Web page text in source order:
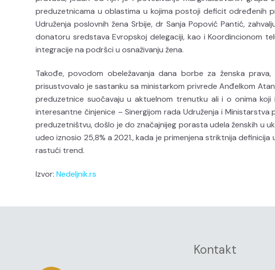
preduzetnicama u oblastima u kojima postoji deficit određenih
Udruženja poslovnih žena Srbije, dr Sanja Popović Pantić,
donatoru sredstava Evropskoj delegaciji, kao i Koordincionom
integracije na podršci u osnaživanju žena.
Takođe, povodom obeležavanja dana borbe za ženska
prisustvovalo je sastanku sa ministarkom privrede Anđelkom
preduzetnice suočavaju u aktuelnom trenutku ali i o onima
interesantne činjenice – Sinergijom rada Udruženja i
preduzetništvu, došlo je do značajnijeg porasta udela ženskih u
udeo iznosio 25,8% a 2021., kada je primenjena striktnija
rastući trend.
Izvor: Nedeljnik.rs
Kontakt